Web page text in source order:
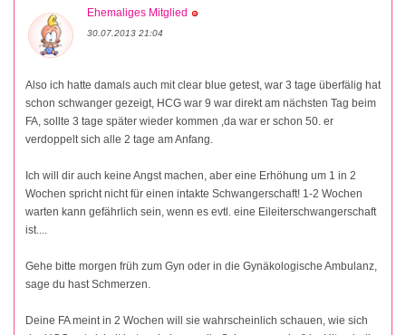
Ehemaliges Mitglied
30.07.2013 21:04
Also ich hatte damals auch mit clear blue getest, war 3 tage überfälig hat
schon schwanger gezeigt, HCG war 9 war direkt am nächsten Tag beim
FA, sollte 3 tage später wieder kommen ,da war er schon 50. er
verdoppelt sich alle 2 tage am Anfang.
Ich will dir auch keine Angst machen, aber eine Erhöhung um 1 in 2
Wochen spricht nicht für einen intakte Schwangerschaft! 1-2 Wochen
warten kann gefährlich sein, wenn es evtl. eine Eileiterschwangerschaft
ist....
Gehe bitte morgen früh zum Gyn oder in die Gynäkologische Ambulanz,
sage du hast Schmerzen.
Deine FA meint in 2 Wochen will sie wahrscheinlich schauen, wie sich